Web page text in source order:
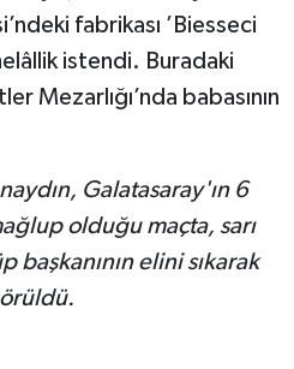
fabrikası ’Biesseci
istendi. Buradaki
Mezarlığı’nda babasının
Galatasaray'ın 6
olduğu maçta, sarı
başkanının elini sıkarak